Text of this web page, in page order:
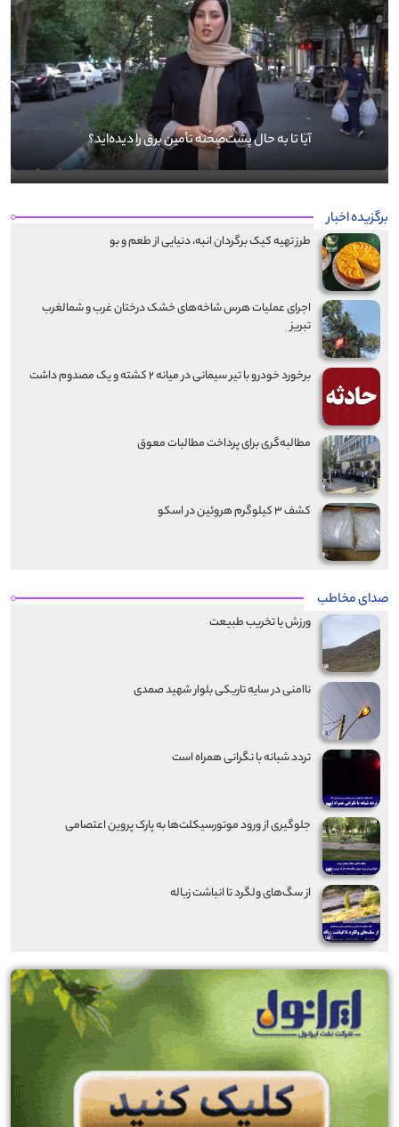
آیا تا به حال پشت‌صحنه تأمین برق را دیده‌اید؟
برگزیده اخبار
طرز تهیه کیک برگردان انبه، دنیایی از طعم و بو
اجرای عملیات هرس شاخه‌های خشک درختان غرب و شمالغرب
تبریز
برخورد خودرو با تیر سیمانی در میانه ۲ کشته و یک مصدوم داشت
مطالبه‌گری برای پرداخت مطالبات معوق
کشف ۳ کیلوگرم هروئین در اسکو
صدای مخاطب
ورزش یا تخریب طبیعت
ناامنی در سایه تاریکی بلوار شهید صمدی
تردد شبانه با نگرانی همراه است
جلوگیری از ورود موتورسیکلت‌ها به پارک پروین اعتصامی
از سگ‌های ولگرد تا انباشت زباله